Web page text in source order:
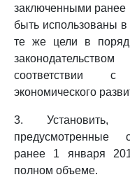
заключенными ранее
быть использованы
те же цели в
соответствии с
экономического
3. Установить,
предусмотренные
ранее 1 января
полном объеме.